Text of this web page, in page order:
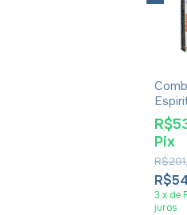
Pix
3 x de
juros